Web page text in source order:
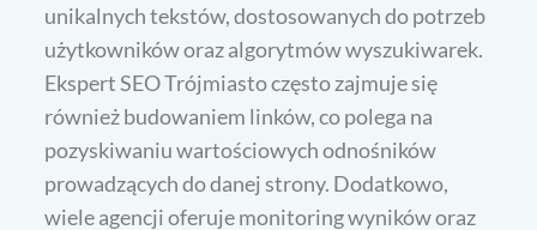
unikalnych tekstów, dostosowanych do potrzeb
użytkowników oraz algorytmów wyszukiwarek.
Ekspert SEO Trójmiasto często zajmuje się
również budowaniem linków, co polega na
pozyskiwaniu wartościowych odnośników
prowadzących do danej strony. Dodatkowo,
wiele agencji oferuje monitoring wyników oraz